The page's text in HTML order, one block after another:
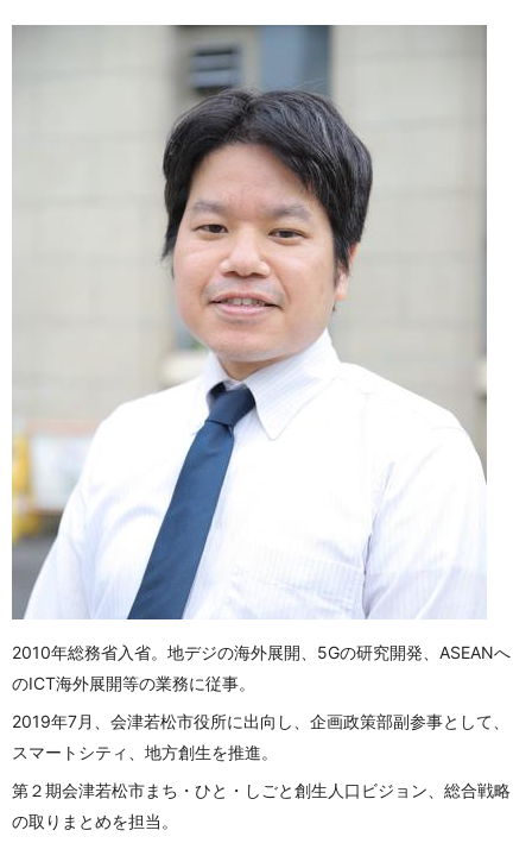
2010年総務省入省。地デジの海外展開、5Gの研究開発、ASEANへ
のICT海外展開等の業務に従事。
2019年7月、会津若松市役所に出向し、企画政策部副参事として、
スマートシティ、地方創生を推進。
第２期会津若松市まち・ひと・しごと創生人口ビジョン、総合戦略
の取りまとめを担当。